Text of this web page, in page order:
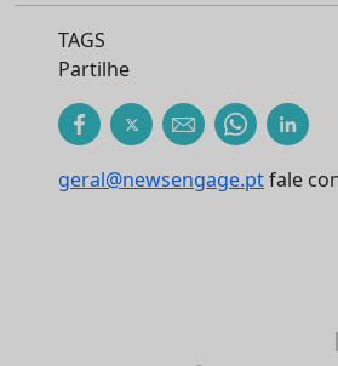
TAGS
Partilhe
geral@newsengage.ptfale